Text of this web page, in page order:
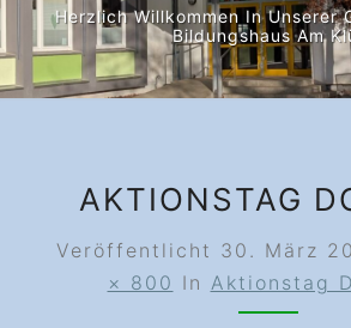
Herzlich Willkommen In Unserer
Bildungshaus Am
AKTIONSTAG
Veröffentlicht 30. März
× 800 In Aktionstag